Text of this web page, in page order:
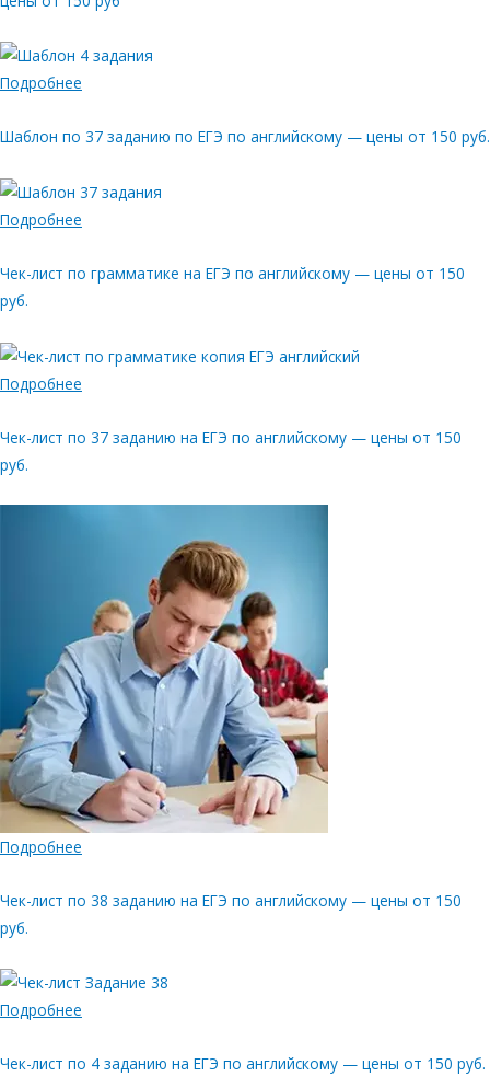
Подробнее
Шаблон по 37 заданию по ЕГЭ по английскому — цены от 150 руб.
Подробнее
Чек-лист по грамматике на ЕГЭ по английскому — цены от 150
руб.
Подробнее
Чек-лист по 37 заданию на ЕГЭ по английскому — цены от 150
руб.
Подробнее
Чек-лист по 38 заданию на ЕГЭ по английскому — цены от 150
руб.
Подробнее
Чек-лист по 4 заданию на ЕГЭ по английскому — цены от 150 руб.